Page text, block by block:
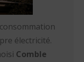
électricité.
Comble